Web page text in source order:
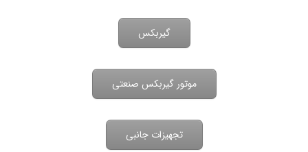
تجهیزات جانبی
موتور گیربکس صنعتی
گیربکس